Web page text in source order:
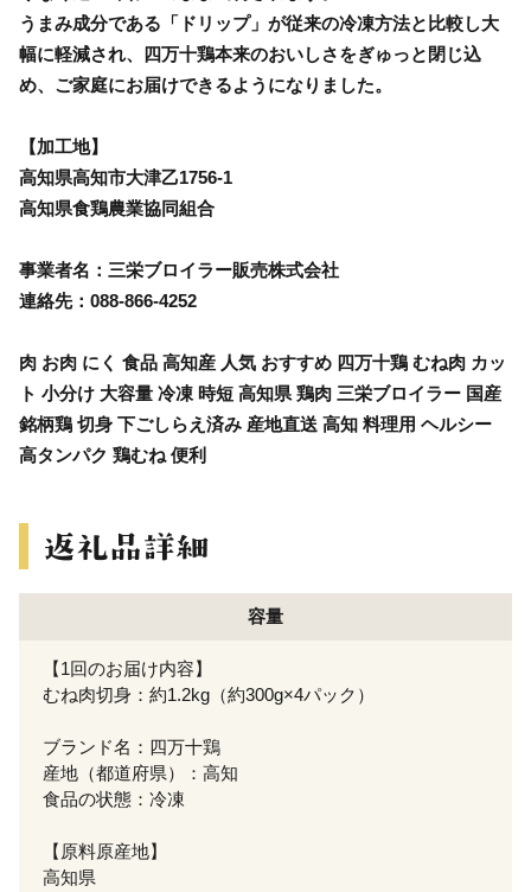
うまみ成分である「ドリップ」が従来の冷凍方法と比較し大
幅に軽減され、四万十鶏本来のおいしさをぎゅっと閉じ込
め、ご家庭にお届けできるようになりました。
【加工地】
高知県高知市大津乙1756-1
高知県食鶏農業協同組合
事業者名：三栄ブロイラー販売株式会社
連絡先：088-866-4252
肉 お肉 にく 食品 高知産 人気 おすすめ 四万十鶏 むね肉 カッ
ト 小分け 大容量 冷凍 時短 高知県 鶏肉 三栄ブロイラー 国産
銘柄鶏 切身 下ごしらえ済み 産地直送 高知 料理用 ヘルシー
高タンパク 鶏むね 便利
容量
【1回のお届け内容】
むね肉切身：約1.2kg（約300g×4パック）
ブランド名：四万十鶏
産地（都道府県）：高知
食品の状態：冷凍
【原料原産地】
高知県